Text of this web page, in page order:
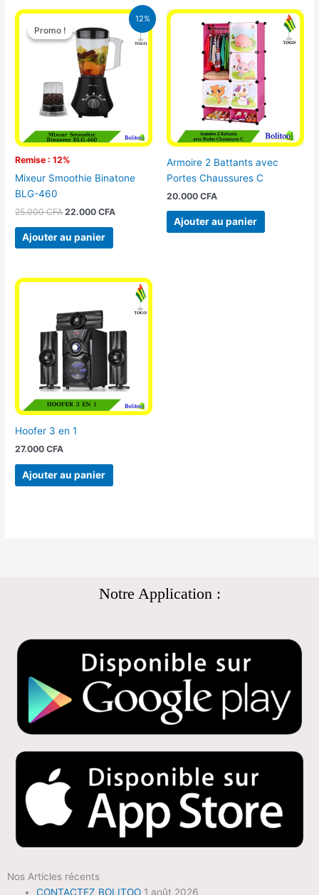
12%
Promo !
Remise : 12%
Promo !
Mixeur Smoothie Binatone
BLG-460
25.000CFA
Le
prix
initial
était :
25.000 CFA.
22.000CFA
Le
prix
actuel
est :
Ajouter au panier
Armoire 2 Battants avec
Portes Chaussures C
20.000 CFA
Ajouter au panier
Hoofer 3 en 1
27.000CFA
Ajouter au panier
Notre Application :
Nos Articles récents
CONTACTEZ BOLITOO 1 août 2026